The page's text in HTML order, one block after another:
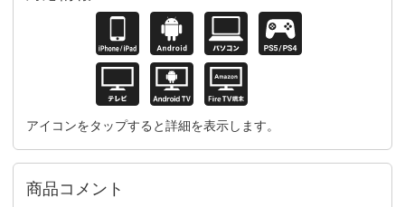
アイコンをタップすると詳細を表示します。
商品コメント